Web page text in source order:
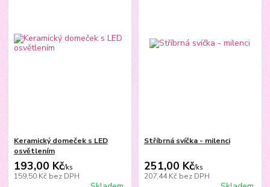
Keramický domeček s LED
osvětlením
193,00 Kč/ks
159,50 Kč bez DPH
Stříbrná svíčka - milenci
251,00 Kč/ks
207,44 Kč bez DPH